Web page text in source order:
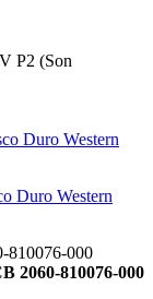
P2 (Son
Duro Western
Duro Western
2060-810076-000